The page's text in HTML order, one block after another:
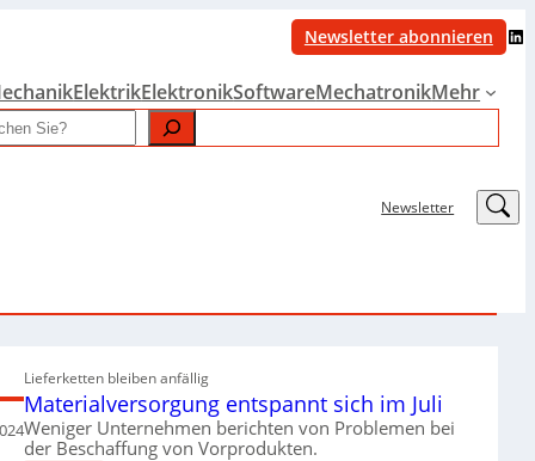
Newsletter abonnieren LinkedIn
ElektrikElektronikSoftwareMechatronikMehr
Newsletter LinkedIn
Lieferketten bleiben anfällig
Materialversorgung entspannt sich im Juli
Weniger Unternehmen berichten von Problemen bei
der Beschaffung von Vorprodukten.